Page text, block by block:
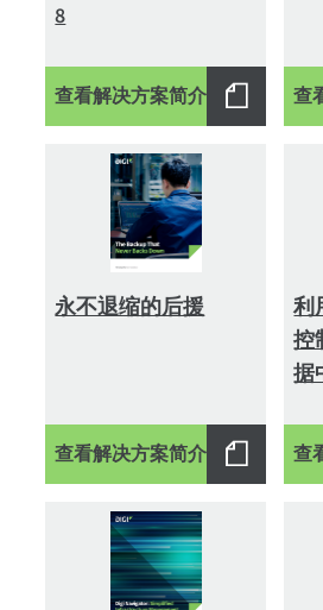
8
查看解决方案简介 查
永不退缩的后援
查看解决方案简介
利
控
据
查